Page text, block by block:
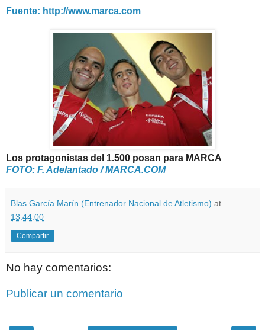
Fuente: http://www.marca.com
Los protagonistas del 1.500 posan para MARCA
FOTO: F. Adelantado / MARCA.COM
Blas García Marín (Entrenador Nacional de Atletismo) at
13:44:00
Compartir
No hay comentarios:
Publicar un comentario